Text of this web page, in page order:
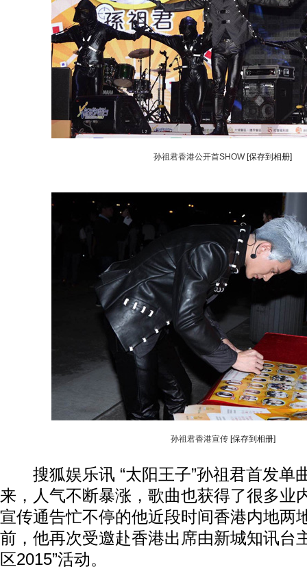
孙祖君香港公开首SHOW [保存到相册]
孙祖君香港宣传 [保存到相册]
搜狐娱乐讯 “太阳王子”孙祖君首发单
来，人气不断暴涨，歌曲也获得了很多业
宣传通告忙不停的他近段时间香港内地两
前，他再次受邀赴香港出席由新城知讯台
区2015”活动。